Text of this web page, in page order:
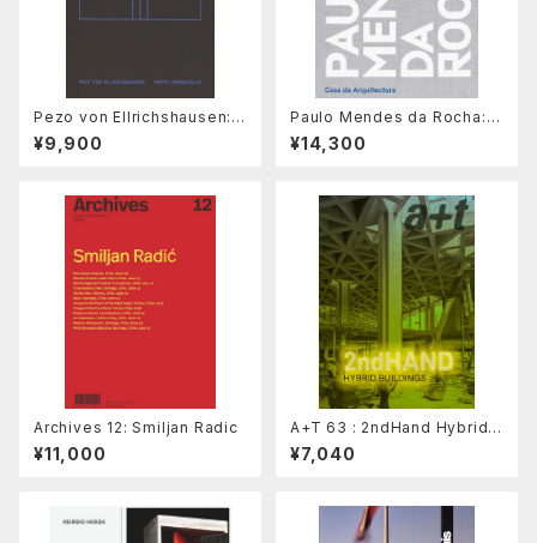
Pezo von Ellrichshausen: P
roto Vernicular
¥9,900
Paulo Mendes da Rocha: C
onstructed Geographies
¥14,300
Archives 12: Smiljan Radic
¥11,000
A+T 63 : 2ndHand Hybrid B
uildings
¥7,040